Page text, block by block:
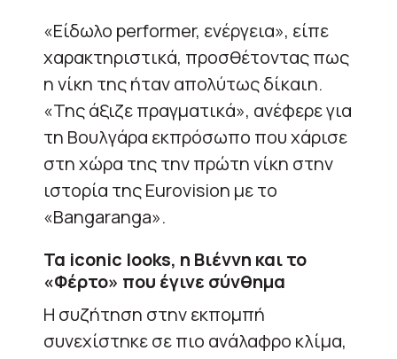
«Είδωλο performer, ενέργεια», είπε
χαρακτηριστικά, προσθέτοντας πως
η νίκη της ήταν απολύτως δίκαιη.
«Της άξιζε πραγματικά», ανέφερε για
τη Βουλγάρα εκπρόσωπο που χάρισε
στη χώρα της την πρώτη νίκη στην
ιστορία της Eurovision με το
«Bangaranga».
Τα iconic looks, η Βιέννη και το
«Φέρτο» που έγινε σύνθημα
Η συζήτηση στην εκπομπή
συνεχίστηκε σε πιο ανάλαφρο κλίμα,